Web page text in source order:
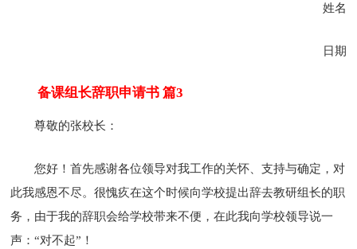
姓名
日期
备课组长辞职申请书 篇3
尊敬的张校长：
您好！首先感谢各位领导对我工作的关怀、支持与确定，对
此我感恩不尽。很愧疚在这个时候向学校提出辞去教研组长的职
务，由于我的辞职会给学校带来不便，在此我向学校领导说一
声：“对不起”！